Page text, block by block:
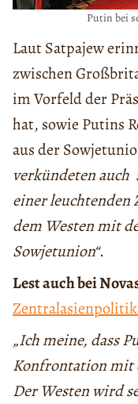
Putin bei
Laut Satpajew
zwischen
im Vorfeld der
hat, sowie Putins
aus der
verkündeten auch
einer
dem Westen mit
Sowjetunion“.
Lest auch bei
„Ich meine, dass
Konfrontation mit
Der Westen wird